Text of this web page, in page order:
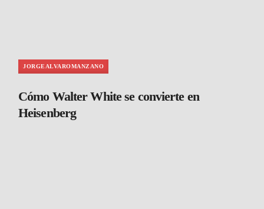
JORGEALVAROMANZANO
Cómo Walter White se convierte en
Heisenberg